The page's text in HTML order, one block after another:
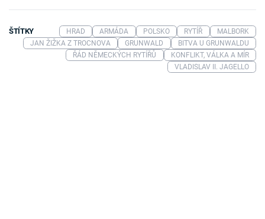
ŠTÍTKY HRAD ARMÁDA POLSKO RYTÍŘ
MALBORK
JAN ŽIŽKA Z TROCNOVA
GRUNWALD
BITVA U GRUNWALDU
ŘÁD NĚMECKÝCH RYTÍŘŮ
KONFLIKT, VÁLKA A MÍR
VLADISLAV II. JAGELLO